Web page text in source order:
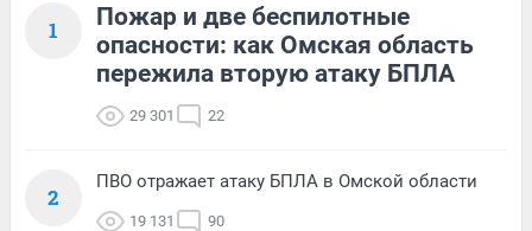
1
Пожар и две беспилотные
опасности: как Омская область
пережила вторую атаку БПЛА
29 301 22
2
ПВО отражает атаку БПЛА в Омской области
19 131 90